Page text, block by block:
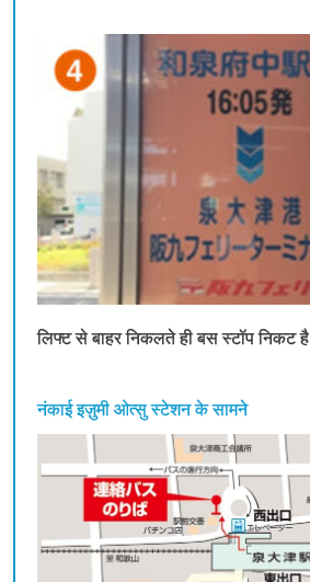
लिफ्ट से बाहर निकलते ही बस स्टॉप निकट है
नंकाई इज़ुमी ओत्सु स्टेशन के सामने